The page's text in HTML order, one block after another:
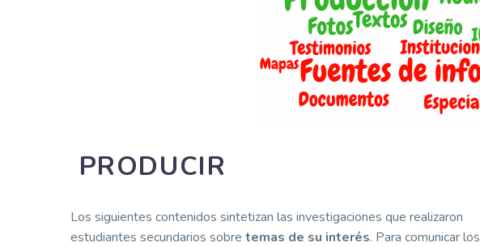
PRODUCIR
Los siguientes contenidos sintetizan las investigaciones que realizaron
estudiantes secundarios sobre temas de su interés. Para comunicar los